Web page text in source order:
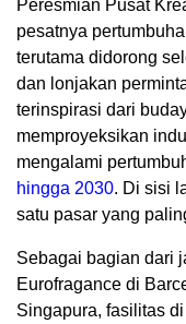
Peresmian Pusat
pesatnya
terutama didorong
dan lonjakan
terinspirasi dari
memproyeksikan
mengalami
hingga 2030. Di sisi
satu pasar yang
Sebagai bagian dari
Eurofragance di
Singapura, fasilitas di